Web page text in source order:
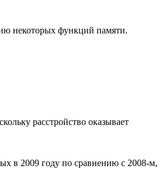
некоторых функций памяти.
расстройство оказывает
в 2009 году по сравнению с 2008-м,